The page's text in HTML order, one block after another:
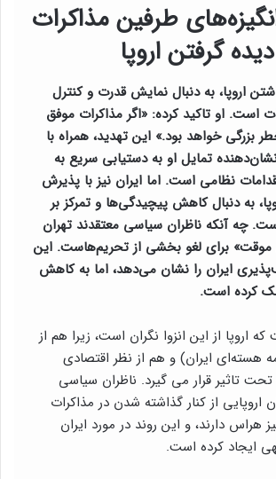
طرفین مذاکرات
گرفتن اروپا
اروپا، به دنبال نمایش قدرت و کنترل
است. او تاکید کرده: «اگر مذاکرات موفق
بزرگی خواهد بود.» این تهدید، همراه با
تمایل او به دستیابی سریع به
نظامی است. اما ایران نیز با پذیرش
به دنبال کاهش پیچیدگی‌ها و تمرکز بر
چه آنکه ناظران سیاسی معتقدند تهران
موقت» برای لغو بخشی از تحریم‌هاست. این
ایران را نشان می‌دهد، اما به کاهش
کرده است.
اروپا از این انزوا نگران است، زیرا هم از
هسته‌ای ایران) و هم از نظر اقتصادی
تحت تاثیر قرار می گیرد. ناظران سیاسی
اروپایی از کنار گذاشته شدن در مذاکرات
هراس دارند، و این روند در مورد ایران
ایجاد کرده است.